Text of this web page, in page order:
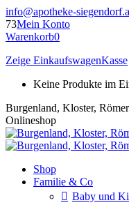
Zum
Inhalt
springen
info@apotheke-
73Mein Konto
Warenkorb0
Zeige EinkaufswagenKasse
Keine Produkte im
Burgenland, Kloster,
Onlineshop
Shop
Familie & Co
Baby und